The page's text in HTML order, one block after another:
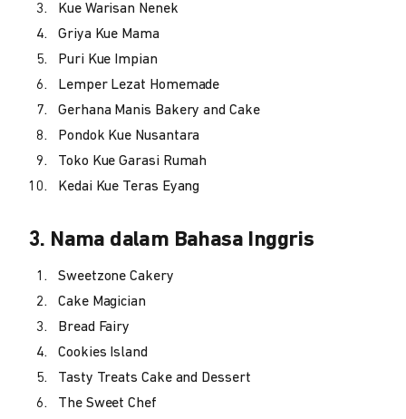
Kue Warisan Nenek
Griya Kue Mama
Puri Kue Impian
Lemper Lezat Homemade
Gerhana Manis Bakery and Cake
Pondok Kue Nusantara
Toko Kue Garasi Rumah
Kedai Kue Teras Eyang
3. Nama dalam Bahasa Inggris
Sweetzone Cakery
Cake Magician
Bread Fairy
Cookies Island
Tasty Treats Cake and Dessert
The Sweet Chef